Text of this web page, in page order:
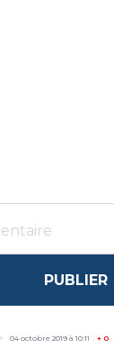
PUBLIER
04 octobre 2019 à 10:11 + 0